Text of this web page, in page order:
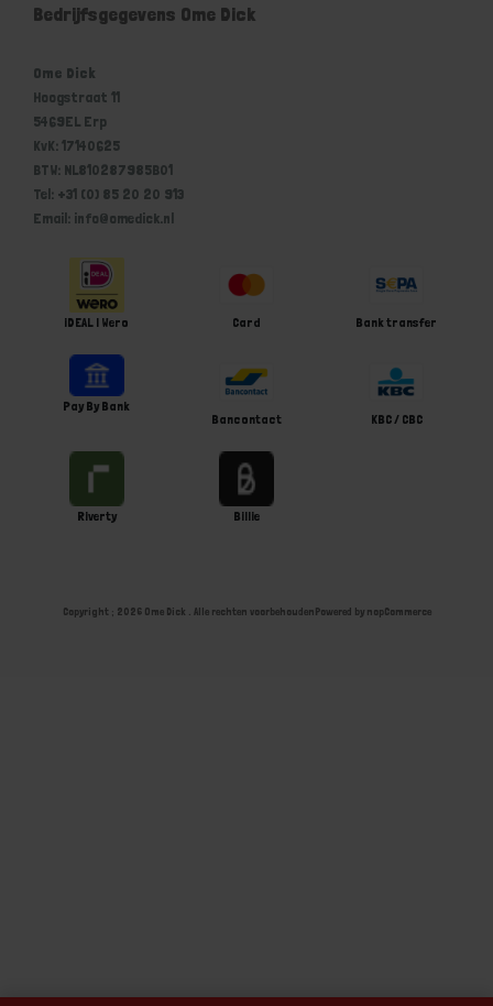
Bedrijfsgegevens Ome Dick
Ome Dick
Hoogstraat 11
5469EL Erp
KvK: 17140625
BTW: NL810287985B01
Tel: +31 (0) 85 20 20 913
Email: info@omedick.nl
iDEAL | Wero Card Bank transfer
Pay By Bank
Bancontact
KBC / CBC
Riverty Billie
Copyright ; 2026 Ome Dick . Alle rechten voorbehoudenPowered by nopCommerce